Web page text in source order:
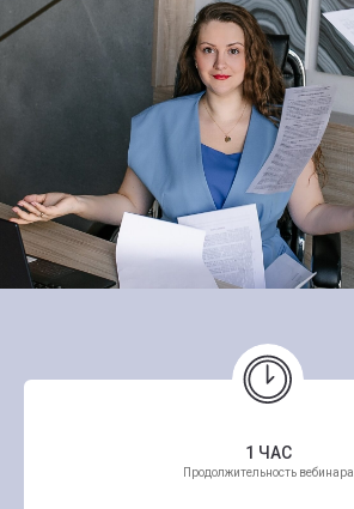
1 ЧАС
Продолжительность вебинара